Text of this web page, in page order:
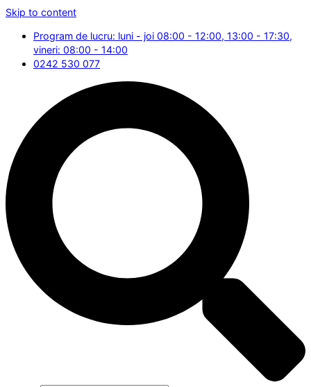
Skip to content
Program de lucru: luni - joi 08:00 - 12:00, 13:00 - 17:30,
vineri: 08:00 - 14:00
0242 530 077